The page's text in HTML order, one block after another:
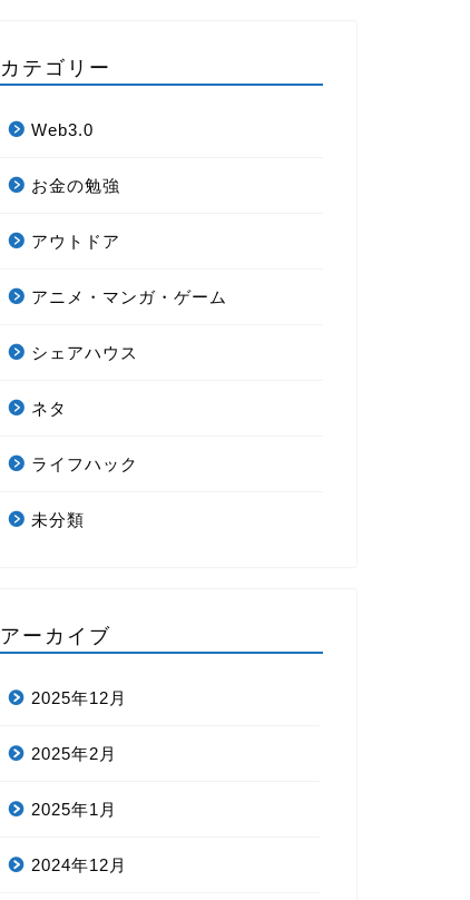
カテゴリー
Web3.0
お金の勉強
アウトドア
アニメ・マンガ・ゲーム
シェアハウス
ネタ
ライフハック
未分類
アーカイブ
2025年12月
2025年2月
2025年1月
2024年12月